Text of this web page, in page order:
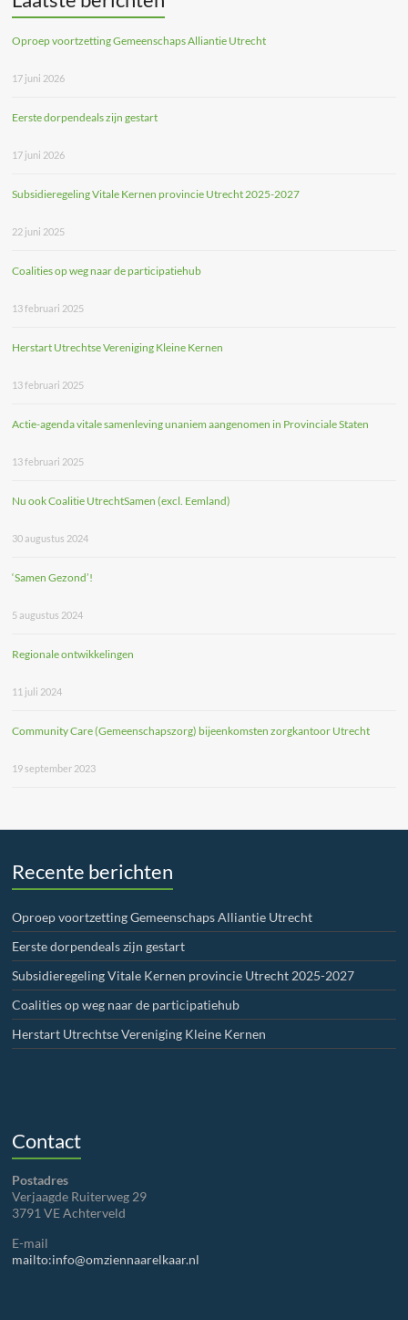
Oproep voortzetting Gemeenschaps Alliantie Utrecht
17 juni 2026
Eerste dorpendeals zijn gestart
17 juni 2026
Subsidieregeling Vitale Kernen provincie Utrecht 2025-2027
22 juni 2025
Coalities op weg naar de participatiehub
13 februari 2025
Herstart Utrechtse Vereniging Kleine Kernen
13 februari 2025
Actie-agenda vitale samenleving unaniem aangenomen in Provinciale Staten
13 februari 2025
Nu ook Coalitie UtrechtSamen (excl. Eemland)
30 augustus 2024
‘Samen Gezond’!
5 augustus 2024
Regionale ontwikkelingen
11 juli 2024
Community Care (Gemeenschapszorg) bijeenkomsten zorgkantoor Utrecht
19 september 2023
Recente berichten
Oproep voortzetting Gemeenschaps Alliantie Utrecht
Eerste dorpendeals zijn gestart
Subsidieregeling Vitale Kernen provincie Utrecht 2025-2027
Coalities op weg naar de participatiehub
Herstart Utrechtse Vereniging Kleine Kernen
Contact
Postadres
Verjaagde Ruiterweg 29
3791 VE Achterveld
E-mail
mailto:info@omziennaarelkaar.nl